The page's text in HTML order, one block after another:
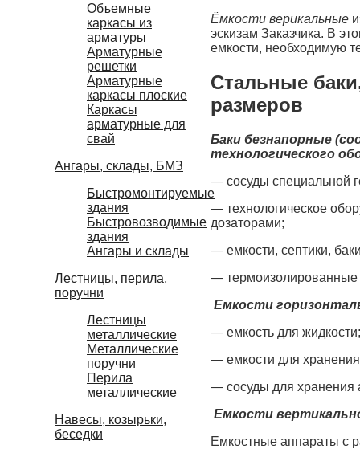
Объемные
каркасы из
арматуры
Арматурные
решетки
Арматурные
каркасы плоские
Каркасы
арматурные для
свай
Ангары, склады, БМЗ
Быстромонтируемые
здания
Быстровозводимые
здания
Ангары и склады
Лестницы, перила,
поручни
Лестницы
металлические
Металлические
поручни
Перила
металлические
Навесы, козырьки,
беседки
Ёмкости верикальные
эскизам Заказчика. В
емкости, необходимую
Стальные
размеров
Баки безнапорные
технологического
— сосуды специальной
— технологическое
дозаторами;
— емкости, септики,
— термоизолированные
Емкости
— емкость для жидкости;
— емкости для
— сосуды для хранения
Емкости
Емкостные аппараты с